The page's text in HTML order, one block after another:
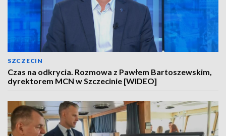
SZCZECIN
Czas na odkrycia. Rozmowa z Pawłem Bartoszewskim,
dyrektorem MCN w Szczecinie [WIDEO]